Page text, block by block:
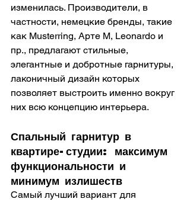
изменилась. Производители, в
частности, немецкие бренды, такие
как Musterring, Арте М, Leonardo и
пр., предлагают стильные,
элегантные и добротные гарнитуры,
лаконичный дизайн которых
позволяет выстроить именно вокруг
них всю концепцию интерьера.
Спальный гарнитур в
квартире-студии: максимум
функциональности и
минимум излишеств
Самый лучший вариант для